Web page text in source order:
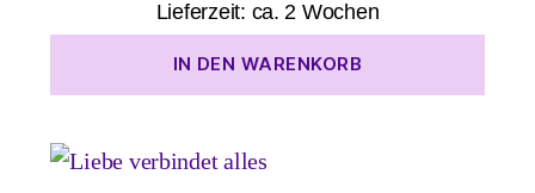
Lieferzeit: ca. 2 Wochen
IN DEN WARENKORB